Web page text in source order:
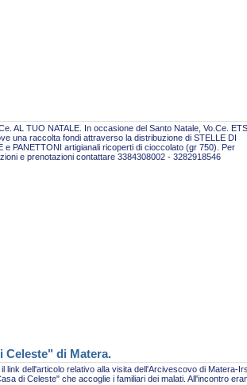
AL TUO NATALE. In occasione del Santo Natale, Vo.Ce. ETS
una raccolta fondi attraverso la distribuzione di STELLE DI
e PANETTONI artigianali ricoperti di cioccolato (gr 750). Per
e prenotazioni contattare 3384308002 - 3282918546
Celeste" di Matera.
link dell'articolo relativo alla visita dell'Arcivescovo di Matera-
di Celeste" che accoglie i familiari dei malati. All'incontro